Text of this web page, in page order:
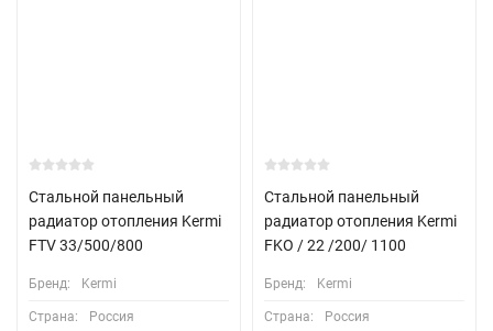
Стальной панельный
радиатор отопления Kermi
FTV 33/500/800
Бренд: Kermi
Страна: Россия
Стальной панельный
радиатор отопления Kermi
FKO / 22 /200/ 1100
Бренд: Kermi
Страна: Россия